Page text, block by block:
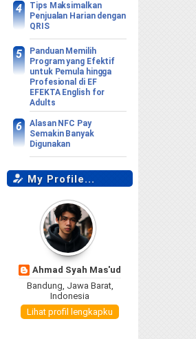
Tips Maksimalkan
Penjualan Harian dengan
QRIS
Panduan Memilih
Program yang Efektif
untuk Pemula hingga
Profesional di EF
EFEKTA English for
Adults
Alasan NFC Pay
Semakin Banyak
Digunakan
My Profile...
Ahmad Syah Mas'ud
Bandung, Jawa Barat,
Indonesia
Lihat profil lengkapku